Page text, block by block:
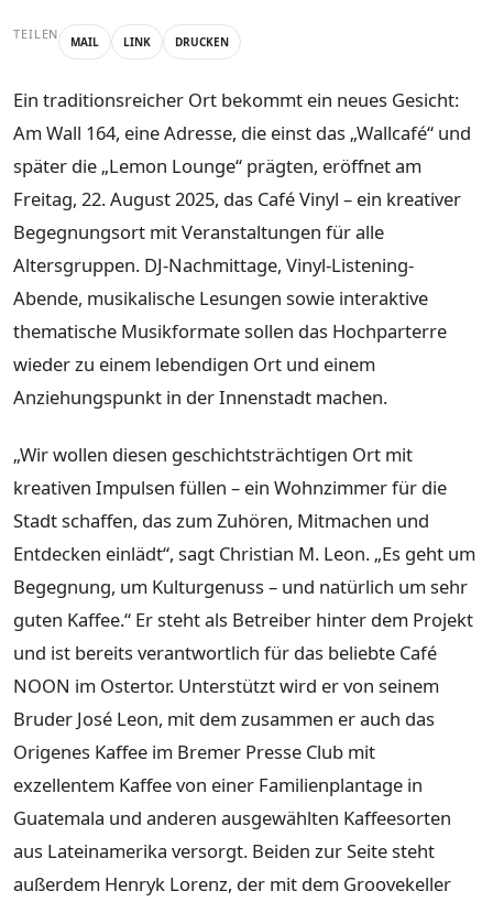
TEILEN MAIL LINK DRUCKEN
Ein traditionsreicher Ort bekommt ein neues Gesicht:
Am Wall 164, eine Adresse, die einst das „Wallcafé“ und
später die „Lemon Lounge“ prägten, eröffnet am
Freitag, 22. August 2025, das Café Vinyl – ein kreativer
Begegnungsort mit Veranstaltungen für alle
Altersgruppen. DJ-Nachmittage, Vinyl-Listening-
Abende, musikalische Lesungen sowie interaktive
thematische Musikformate sollen das Hochparterre
wieder zu einem lebendigen Ort und einem
Anziehungspunkt in der Innenstadt machen.
„Wir wollen diesen geschichtsträchtigen Ort mit
kreativen Impulsen füllen – ein Wohnzimmer für die
Stadt schaffen, das zum Zuhören, Mitmachen und
Entdecken einlädt“, sagt Christian M. Leon. „Es geht um
Begegnung, um Kulturgenuss – und natürlich um sehr
guten Kaffee.“ Er steht als Betreiber hinter dem Projekt
und ist bereits verantwortlich für das beliebte Café
NOON im Ostertor. Unterstützt wird er von seinem
Bruder José Leon, mit dem zusammen er auch das
Origenes Kaffee im Bremer Presse Club mit
exzellentem Kaffee von einer Familienplantage in
Guatemala und anderen ausgewählten Kaffeesorten
aus Lateinamerika versorgt. Beiden zur Seite steht
außerdem Henryk Lorenz, der mit dem Groovekeller